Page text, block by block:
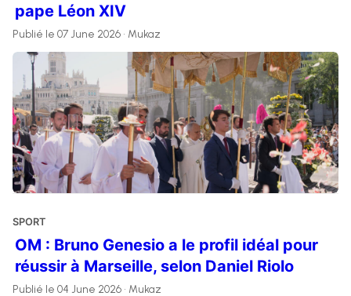
pape Léon XIV
Publié le 07 June 2026 • Mukaz
SPORT
OM : Bruno Genesio a le profil idéal pour
réussir à Marseille, selon Daniel Riolo
Publié le 04 June 2026 • Mukaz